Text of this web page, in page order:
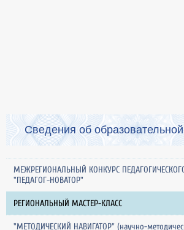
Сведения об
МЕЖРЕГИОНАЛЬНЫЙ КОНКУРС
"ПЕДАГОГ-НОВАТОР"
РЕГИОНАЛЬНЫЙ МАСТЕР-КЛАСС
"МЕТОДИЧЕСКИЙ НАВИГАТОР" (научно-